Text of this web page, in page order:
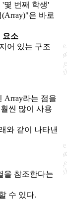
'몇 번째 학생'
은 바로
요소
어 있는 구조
Array라는 점을
씬 많이 사용
와 같이 나타낸
을 참조한다는
수 있다.